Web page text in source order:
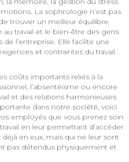
La sophrologie n’est pas
trouver un meilleur équilibre
travail et le bien-être des gens
l’entreprise. Elle facilite une
et contraintes du travail.
coûts importants reliés à la
l’absentéisme ou encore
et des relations harmonieuses
dans notre société, voici
employés que vous prenez soin
en leur permettant d’accéder
déjà en eux, mais qui ne leur sont
pas détendus physiquement et